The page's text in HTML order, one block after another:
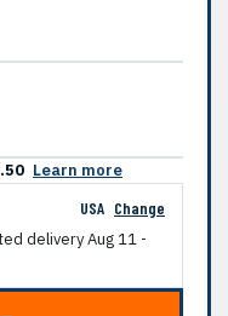
Learn more
USA Change
deliveryAug 11 -